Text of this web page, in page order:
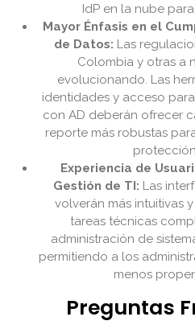
IdP en la nube
Mayor Énfasis en el
de Datos: Las
Colombia y otras a
evolucionando. Las
identidades y acceso
con AD deberán ofrecer
reporte más robustas
Experiencia de
Gestión de TI: Las
volverán más intuitivas
tareas técnicas
administración de
permitiendo a los
menos
Preguntas